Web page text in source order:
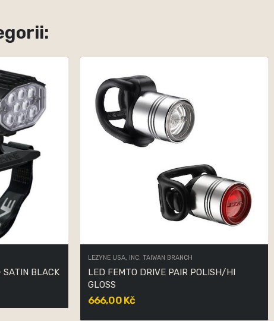
SATIN BLACK
LEZYNE USA, INC. TAIWAN BRANCH
LED FEMTO DRIVE PAIR POLISH/HI
GLOSS
666,00 Kč